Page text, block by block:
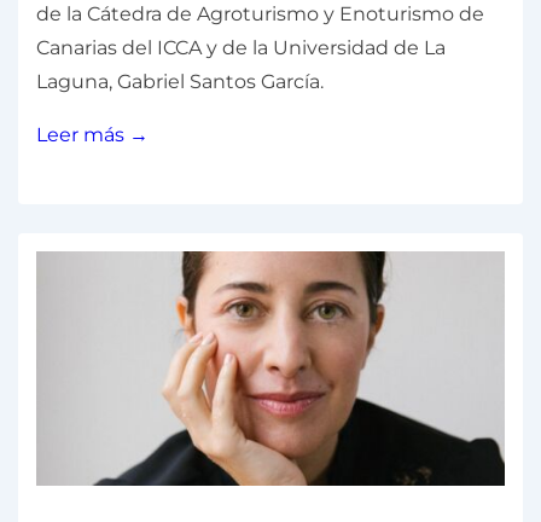
de la Cátedra de Agroturismo y Enoturismo de
Canarias del ICCA y de la Universidad de La
Laguna, Gabriel Santos García.
Leer más →